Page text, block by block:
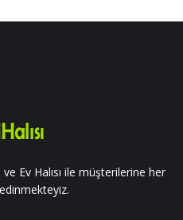
ve Ev Halısı ile müşterilerine her